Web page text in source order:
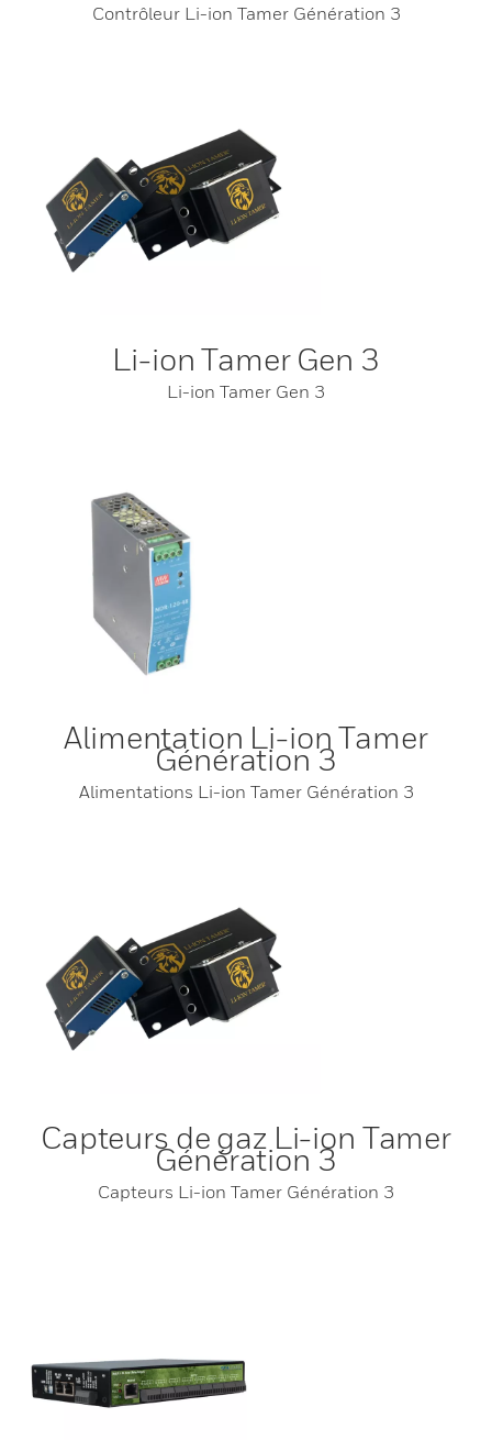
Contrôleur Li-ion Tamer Génération 3
Li-ion Tamer Gen 3
Li-ion Tamer Gen 3
Alimentation Li-ion Tamer
Génération 3
Alimentations Li-ion Tamer Génération 3
Capteurs de gaz Li-ion Tamer
Génération 3
Capteurs Li-ion Tamer Génération 3